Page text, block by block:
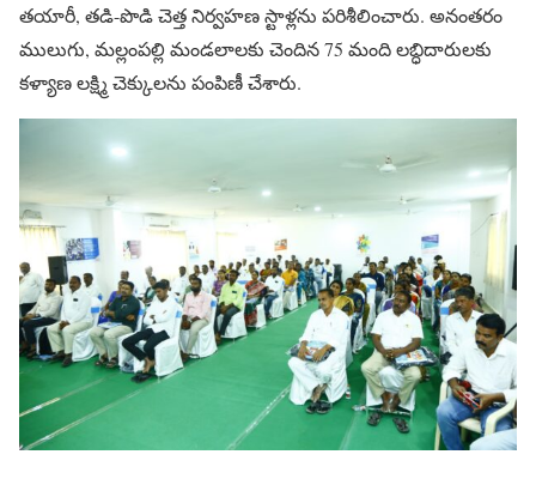
తయారీ, తడి-పొడి చెత్త నిర్వహణ స్టాళ్లను పరిశీలించారు. అనంతరం
ములుగు, మల్లంపల్లి మండలాలకు చెందిన 75 మంది లబ్ధిదారులకు
కళ్యాణ లక్ష్మి చెక్కులను పంపిణీ చేశారు.